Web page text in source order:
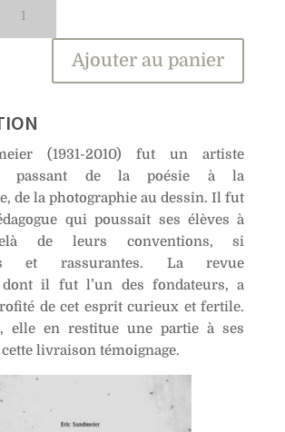
Ajouter au panier
e
t
i
v
e
:
(1931-2010) fut un artiste
passant de la poésie à la
de la photographie au dessin. Il fut
qui poussait ses élèves à
de leurs conventions, si
et rassurantes. La revue
dont il fut l’un des fondateurs, a
de cet esprit curieux et fertile.
elle en restitue une partie à ses
livraison témoignage.